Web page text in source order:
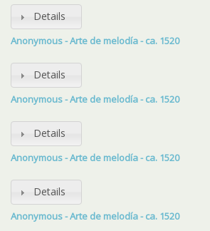
Details
Anonymous - Arte de melodía - ca. 1520
Details
Anonymous - Arte de melodía - ca. 1520
Details
Anonymous - Arte de melodía - ca. 1520
Details
Anonymous - Arte de melodía - ca. 1520